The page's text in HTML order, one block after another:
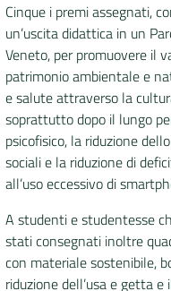
Cinque i premi assegnati,
un’uscita didattica in un
Veneto, per promuovere il
patrimonio ambientale e
e salute attraverso la
soprattutto dopo il lungo
psicofisico, la riduzione
sociali e la riduzione di
all’uso eccessivo di
A studenti e studentesse
stati consegnati inoltre
con materiale sostenibile,
riduzione dell’usa e getta